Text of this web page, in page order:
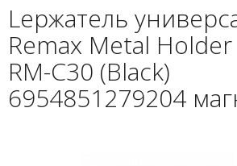
Lержатель
Remax Metal
RM-C30 (Black)
6954851279204